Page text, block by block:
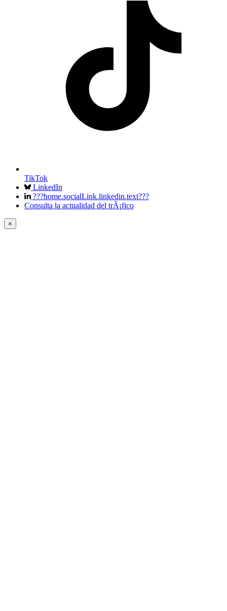
TikTok
LinkedIn
???home.socialLink.linkedin.text???
Consulta la actualidad del trÃ¡fico
×